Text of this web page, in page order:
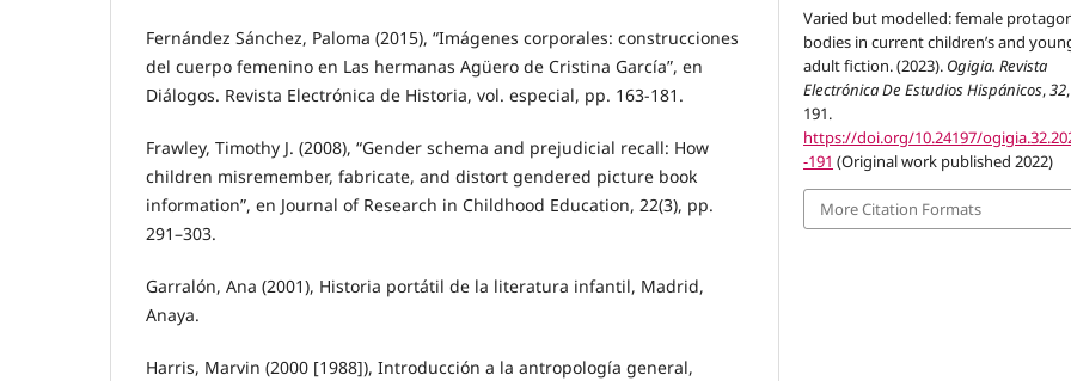
Fernández Sánchez, Paloma (2015), “Imágenes corporales: construcciones
del cuerpo femenino en Las hermanas Agüero de Cristina García”, en
Diálogos. Revista Electrónica de Historia, vol. especial, pp. 163-181.
Frawley, Timothy J. (2008), “Gender schema and prejudicial recall: How
children misremember, fabricate, and distort gendered picture book
information”, en Journal of Research in Childhood Education, 22(3), pp.
291–303.
Garralón, Ana (2001), Historia portátil de la literatura infantil, Madrid,
Anaya.
Harris, Marvin (2000 [1988]), Introducción a la antropología general,
Varied but modelled: female
bodies in current children’s and
adult fiction. (2023). Ogigia. Revista
Electrónica De Estudios Hispánicos,32
191.
https://doi.org/10.24197/
-191 (Original work published 2022)
More Citation Formats